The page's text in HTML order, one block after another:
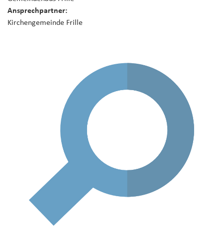
Ansprechpartner:
Kirchengemeinde Frille